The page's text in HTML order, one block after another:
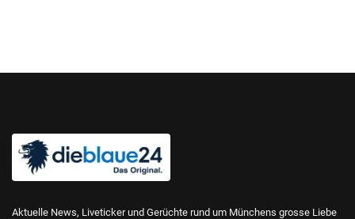
Aktuelle News, Liveticker und Gerüchte rund um Münchens grosse Liebe